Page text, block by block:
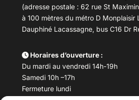
(adresse postale : 62 rue St
à 100 mètres du métro D Monplaisir
Dauphiné Lacassagne, bus C16 Dr
Horaires d’ouverture :
Du mardi au vendredi 14h-19h
Samedi 10h –17h
Fermeture lundi